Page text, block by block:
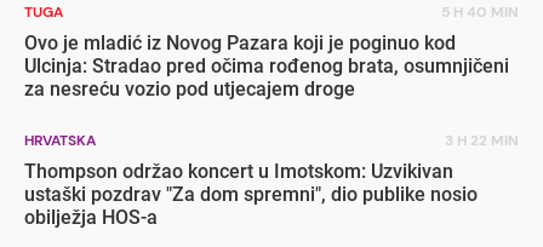
TUGA 5 H 40 MIN
Ovo je mladić iz Novog Pazara koji je poginuo kod
Ulcinja: Stradao pred očima rođenog brata, osumnjičeni
za nesreću vozio pod utjecajem droge
HRVATSKA 3 H 22 MIN
Thompson održao koncert u Imotskom: Uzvikivan
ustaški pozdrav "Za dom spremni", dio publike nosio
obilježja HOS-a